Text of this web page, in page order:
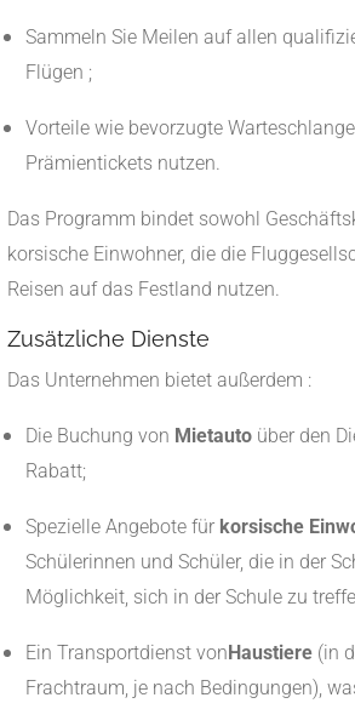
Sammeln Sie Meilen auf allen
Flügen ;
Vorteile wie bevorzugte
Prämientickets nutzen.
Das Programm bindet sowohl
korsische Einwohner, die die
Reisen auf das Festland nutzen.
Zusätzliche Dienste
Das Unternehmen bietet außerdem :
Die Buchung von Mietauto über den
Rabatt;
Spezielle Angebote für korsische
Schülerinnen und Schüler, die in der
Möglichkeit, sich in der Schule zu
Ein Transportdienst vonHaustiere (in
Frachtraum, je nach Bedingungen),